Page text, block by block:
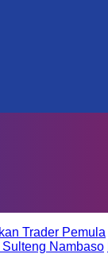
Trader Pemula
Nambaso